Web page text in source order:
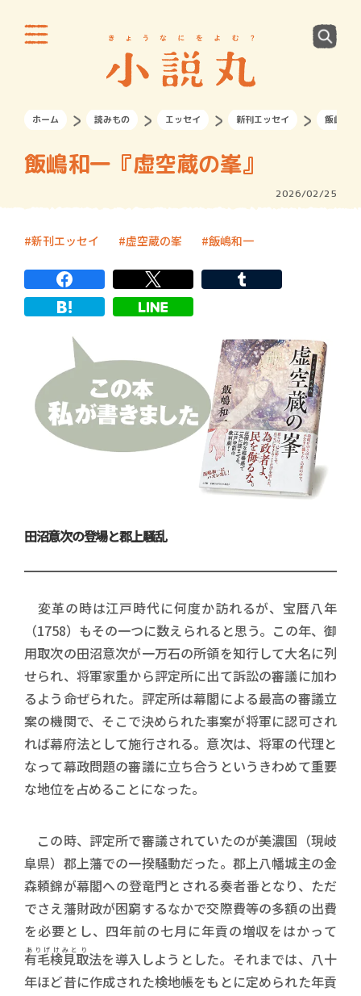
ホーム 読みもの エッセイ 新刊エッセイ 飯嶋和
飯嶋和一『虚空蔵の峯』
2026/02/25
新刊エッセイ 虚空蔵の峯 飯嶋和一
田沼意次の登場と郡上騒乱
変革の時は江戸時代に何度か訪れるが、宝暦八年
（1758）もその一つに数えられると思う。この年、御
用取次の田沼意次が一万石の所領を知行して大名に列
せられ、将軍家重から評定所に出て訴訟の審議に加わ
るよう命ぜられた。評定所は幕閣による最高の審議立
案の機関で、そこで決められた事案が将軍に認可され
れば幕府法として施行される。意次は、将軍の代理と
なって幕政問題の審議に立ち合うというきわめて重要
な地位を占めることになった。
この時、評定所で審議されていたのが美濃国（現岐
阜県）郡上藩での一揆騒動だった。郡上八幡城主の金
森頼錦が幕閣への登竜門とされる奏者番となり、ただ
でさえ藩財政が困窮するなかで交際費等の多額の出費
を必要とし、四年前の七月に年貢の増収をはかって
有毛検見取
ありげけみとり 法を導入しようとした。それまでは、八十
年ほど昔に作成された検地帳をもとに定められた年貢